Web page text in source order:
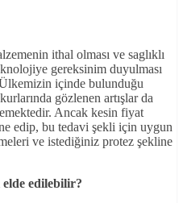
ithal olması ve saglıklı
gereksinim duyulması
içinde bulunduğu
gözlenen artışlar da
Ancak kesin fiyat
edip, bu tedavi şekli için uygun
ve istediğiniz protez şekline
elde edilebilir?